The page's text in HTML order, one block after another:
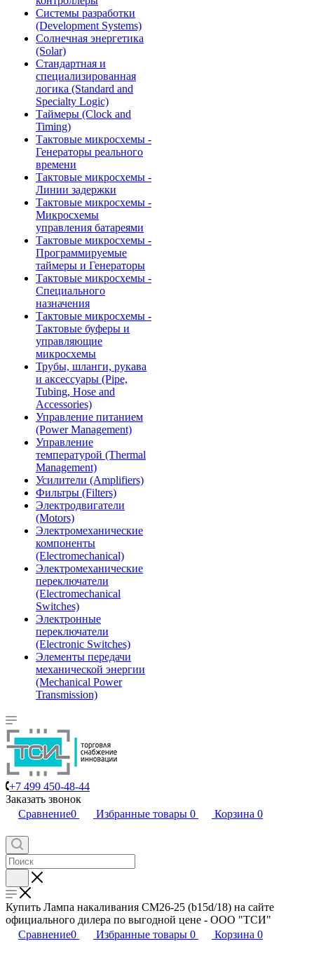
Системы разработки
(Development Systems)
Солнечная энергетика
(Solar)
Стандартная и
специализированная
логика (Standard and
Specialty Logic)
Таймеры (Clock and
Timing)
Тактовые микросхемы -
Генераторы реального
времени
Тактовые микросхемы -
Линии задержки
Тактовые микросхемы -
Микросхемы
управления батареями
Тактовые микросхемы -
Программируемые
таймеры и Генераторы
Тактовые микросхемы -
Специального
назначения
Тактовые микросхемы -
Тактовые буферы и
управляющие
микросхемы
Трубы, шланги, рукава
и аксессуары (Pipe,
Tubing, Hose and
Accessories)
Управление питанием
(Power Management)
Управление
температурой (Thermal
Management)
Усилители (Amplifiers)
Фильтры (Filters)
Электродвигатели
(Motors)
Электромеханические
компоненты
(Electromechanical)
Электромеханические
переключатели
(Electromechanical
Switches)
Электронные
переключатели
(Electronic Switches)
Элементы передачи
механической энергии
(Mechanical Power
Transmission)
+7 499 450-48-44
Заказать звонок
Сравнение0 Избранные товары 0 Корзина 0
Купить Лампа накаливания СМ26-25 (b15d/18) на сайте
официального дилера по выгодной цене - ООО "ТСИ"
Сравнение0 Избранные товары 0 Корзина 0